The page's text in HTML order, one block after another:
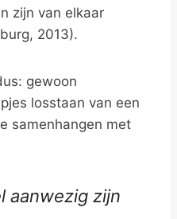
zijn van elkaar
2013).
gewoon
losstaan van een
samenhangen met
aanwezig zijn